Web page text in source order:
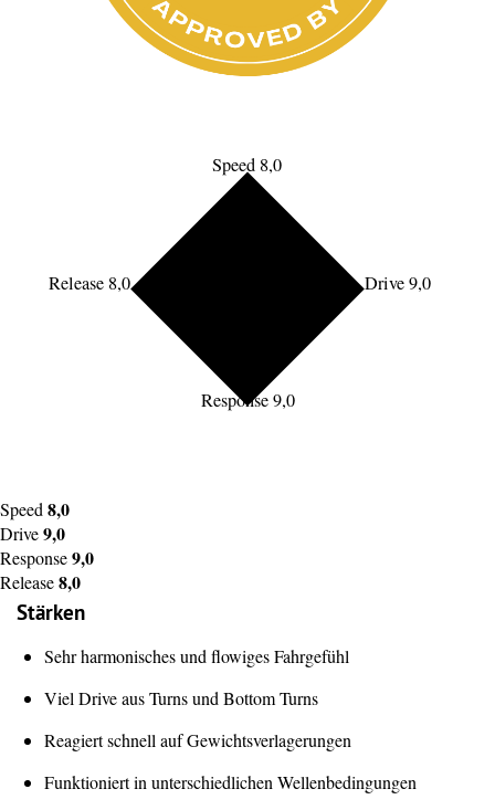
Speed 8,0
Drive 9,0
Response 9,0
Release 8,0
Speed 8,0
Drive9,0
Response9,0
Release8,0
Stärken
Sehr harmonisches und flowiges Fahrgefühl
Viel Drive aus Turns und Bottom Turns
Reagiert schnell auf Gewichtsverlagerungen
Funktioniert in unterschiedlichen Wellenbedingungen